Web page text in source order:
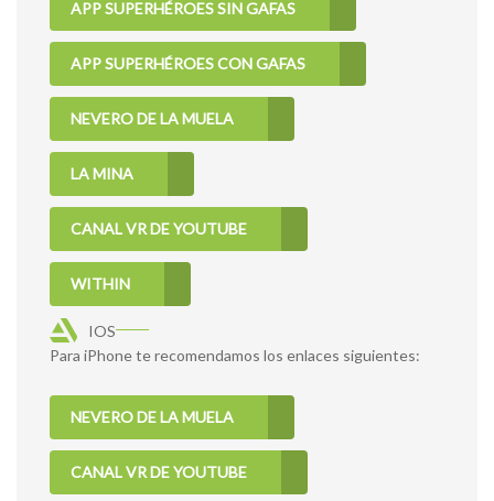
APP SUPERHÉROES SIN GAFAS
APP SUPERHÉROES CON GAFAS
NEVERO DE LA MUELA
LA MINA
CANAL VR DE YOUTUBE
WITHIN
IOS
Para iPhone te recomendamos los enlaces siguientes:
NEVERO DE LA MUELA
CANAL VR DE YOUTUBE